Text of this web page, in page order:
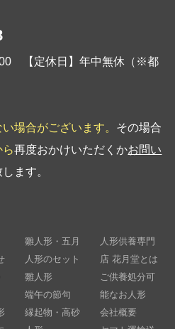
【定休日】年中無休（※都
場合がございます。 その場合
ら再度おかけいただくかお問い
ます。
雛人形・五月
人形のセット
雛人形
端午の節句
縁起物・高砂
人形供養専門
店 花月堂とは
ご供養処分可
能なお人形
会社概要